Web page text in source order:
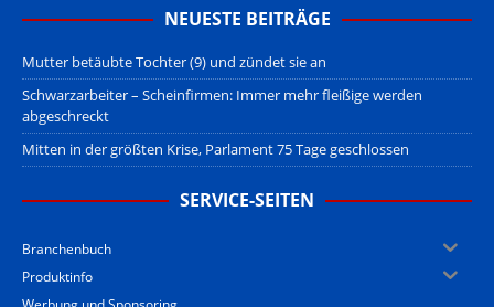
NEUESTE BEITRÄGE
Mutter betäubte Tochter (9) und zündet sie an
Schwarzarbeiter – Scheinfirmen: Immer mehr fleißige werden
abgeschreckt
Mitten in der größten Krise, Parlament 75 Tage geschlossen
SERVICE-SEITEN
Branchenbuch
Produktinfo